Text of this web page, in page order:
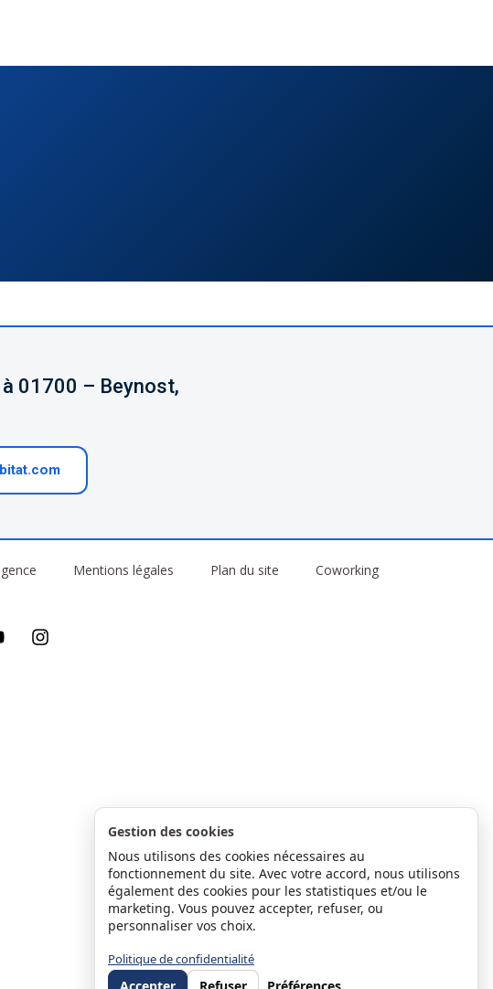
01700 – Beynost,
Mentions légales Plan du site Coworking
Gestion des cookies
Nous utilisons des cookies nécessaires au
fonctionnement du site. Avec votre accord, nous utilisons
également des cookies pour les statistiques et/ou le
marketing. Vous pouvez accepter, refuser, ou
personnaliser vos choix.
Politique de confidentialité